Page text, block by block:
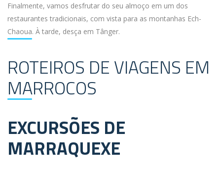
Finalmente, vamos desfrutar do seu almoço em um dos
restaurantes tradicionais, com vista para as montanhas Ech-
Chaoua. À tarde, desça em Tânger.
ROTEIROS DE VIAGENS EM
MARROCOS
EXCURSÕES DE
MARRAQUEXE